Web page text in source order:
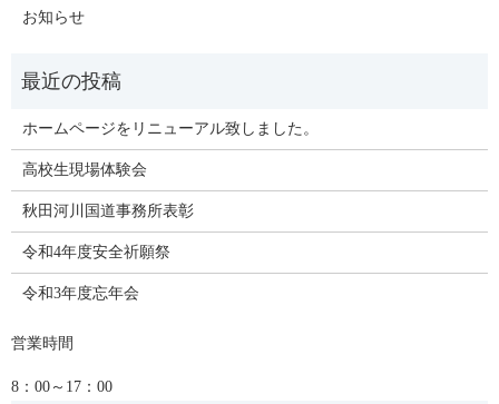
お知らせ
ホームページをリニューアル致しました。
高校生現場体験会
秋田河川国道事務所表彰
令和4年度安全祈願祭
令和3年度忘年会
営業時間
8：00～17：00